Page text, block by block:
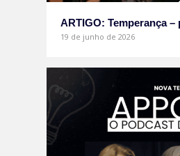
ARTIGO: Temperança –
19 de junho de 2026